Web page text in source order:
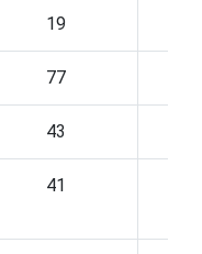
19
77
43
41